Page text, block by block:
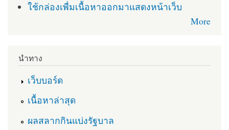
ใช้กล่องเพื่มเนื้อหาออกมาแสดงหน้าเว็บ
More
นำทาง
เว็บบอร์ด
เนื้อหาล่าสุด
ผลสลากกินแบ่งรัฐบาล